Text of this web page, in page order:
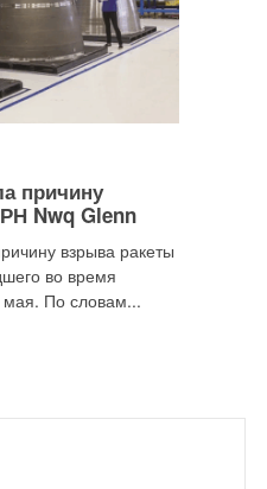
причину
Nwq Glenn
взрыва ракеты
во время
мая. По словам...